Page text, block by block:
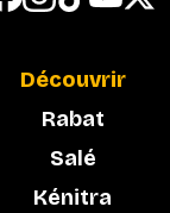
Découvrir
Rabat
Salé
Kénitra